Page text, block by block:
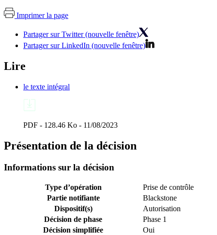
Imprimer la page
Partager sur Twitter (nouvelle fenêtre)
Partager sur LinkedIn (nouvelle fenêtre)
Lire
le texte intégral
PDF - 128.46 Ko - 11/08/2023
Présentation de la décision
Informations sur la décision
Type d’opération
Prise de contrôle
Partie notifiante
Blackstone
Dispositif(s)
Autorisation
Décision de phase
Phase 1
Décision simplifiée
Oui